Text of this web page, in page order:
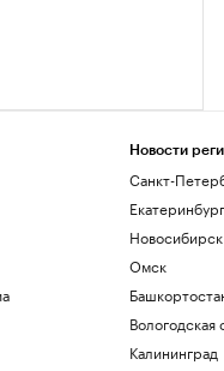
Новости
Санкт-
Екатеринбург
Новосибирск
Омск
Вологодская
Калининград